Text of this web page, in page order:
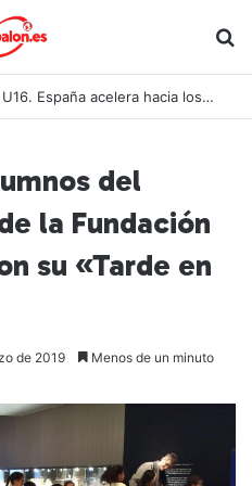
::Baloncesto – Eurobasket U16. España acelera hacia los octavos tras una exhibición colectiva ante Georgia
del
la Fundación
su «Tarde en
de 2019 Menos de un minuto